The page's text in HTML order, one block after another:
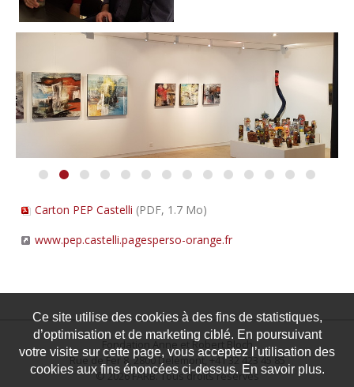
Carton PEP Castelli (PDF, 1.7 Mo)
www.pep.castelli.pagesperso-orange.fr
Fondation Anne et Robert Bloch
Rue de Fer 8, 2800 Delémont, +41 32 423 45 85
© 2026 FARB. Tous droits réservés
Ce site utilise des cookies à des fins de statistiques,
d’optimisation et de marketing ciblé. En poursuivant
votre visite sur cette page, vous acceptez l’utilisation des
cookies aux fins énoncées ci-dessus. En savoir plus.